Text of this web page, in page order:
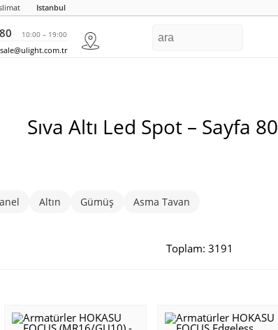
Istanbul
10:00 – 19:00
sale@ulight.com.tr
Sıva Altı Led Spot – Sayfa 80
Altın Gümüş Asma Tavan
Toplam: 3191